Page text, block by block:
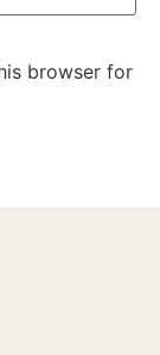
browser for